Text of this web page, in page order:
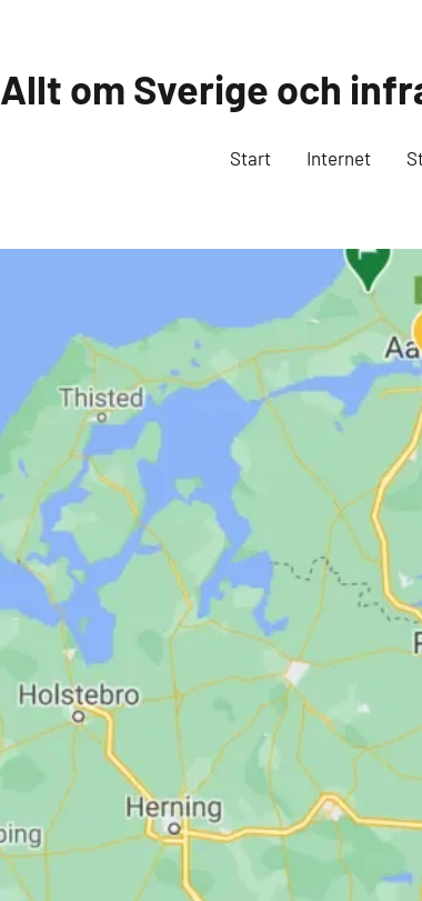
Allt om Sverige och
Internet
Start Internet